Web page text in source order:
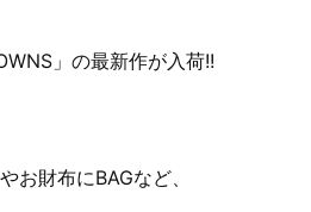
」の最新作が入荷!!
お財布にBAGなど、